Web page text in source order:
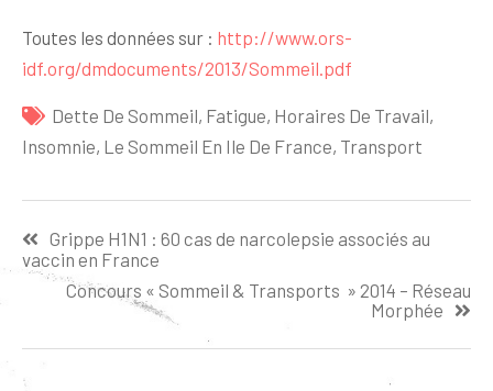
Toutes les données sur : http://www.ors-
idf.org/dmdocuments/2013/Sommeil.pdf
Dette De Sommeil, Fatigue, Horaires De Travail,
Insomnie, Le Sommeil En Ile De France, Transport
de
l’article
Grippe H1N1 : 60 cas de narcolepsie associés au
vaccin en France
Concours « Sommeil & Transports » 2014 – Réseau
Morphée